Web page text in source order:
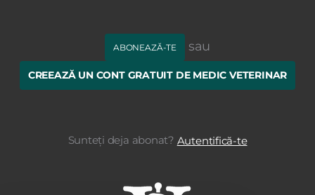
ABONEAZĂ-TE sau
CREEAZĂ UN CONT GRATUIT DE MEDIC VETERINAR
Sunteți deja abonat? Autentifică-te